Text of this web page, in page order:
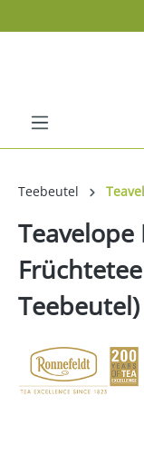
Teebeutel
Teebeutel)